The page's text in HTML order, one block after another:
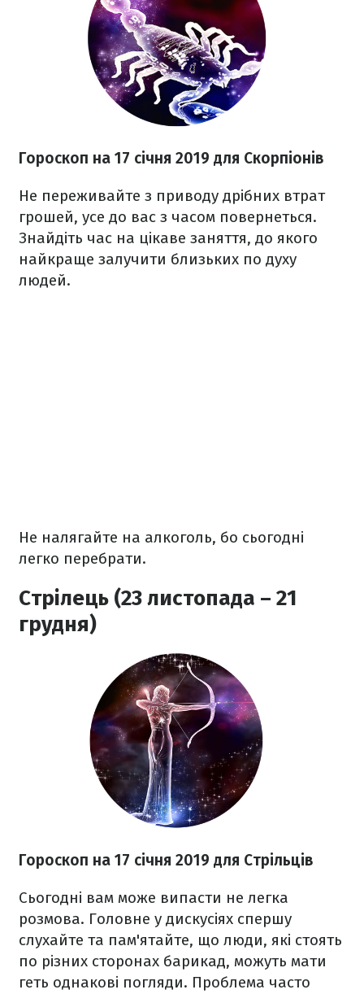
Гороскоп на 17 січня 2019 для Скорпіонів
Не переживайте з приводу дрібних втрат
грошей, усе до вас з часом повернеться.
Знайдіть час на цікаве заняття, до якого
найкраще залучити близьких по духу
людей.
Не налягайте на алкоголь, бо сьогодні
легко перебрати.
Стрілець (23 листопада – 21
грудня)
Гороскоп на 17 січня 2019 для Стрільців
Сьогодні вам може випасти не легка
розмова. Головне у дискусіях спершу
слухайте та пам'ятайте, що люди, які стоять
по різних сторонах барикад, можуть мати
геть однакові погляди. Проблема часто